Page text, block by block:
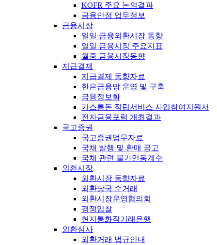
KOFR 주요 논의결과
금융안정 업무정보
금융시장
일일 금융외환시장 동향
일일 금융시장 주요지표
월중 금융시장동향
지급결제
지급결제 동향자료
한은금융망 운영 및 구축
금융정보화
거스름돈 적립서비스 사업참여지원서
전자금융포럼 개최결과
국고증권
국고증권업무자료
국채 발행 및 환매 공고
국채 관련 물가연동계수
외환시장
외환시장 동향자료
외환당국 순거래
외환시장운영협의회
경쟁입찰
현지통화직거래은행
외환심사
외환거래 법규안내